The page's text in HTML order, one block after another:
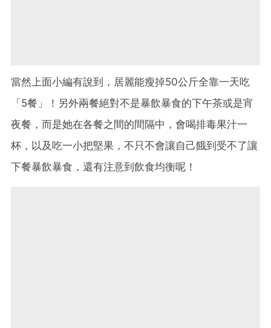
當然上面小編有說到，居麗能瘦掉50公斤全靠一天吃
「5餐」！另外兩餐絕對不是暴飲暴食的下午茶或是宵
夜餐，而是她在各餐之間的間隔中，會喝排毒果汁一
杯，以及吃一小把堅果，不只不會讓自己餓到受不了讓
下餐暴飲暴食，還有注意到飲食均衡呢！